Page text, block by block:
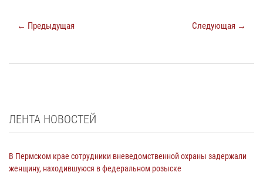
← Предыдущая Следующая →
ЛЕНТА НОВОСТЕЙ
В Пермском крае сотрудники вневедомственной охраны задержали
женщину, находившуюся в федеральном розыске